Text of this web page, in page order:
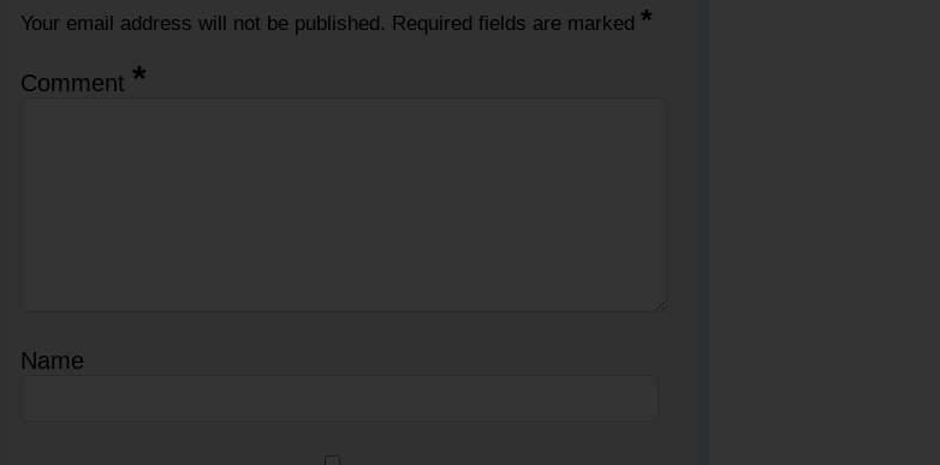
Your email address will not be published. Required fields are marked *
Comment *
Name